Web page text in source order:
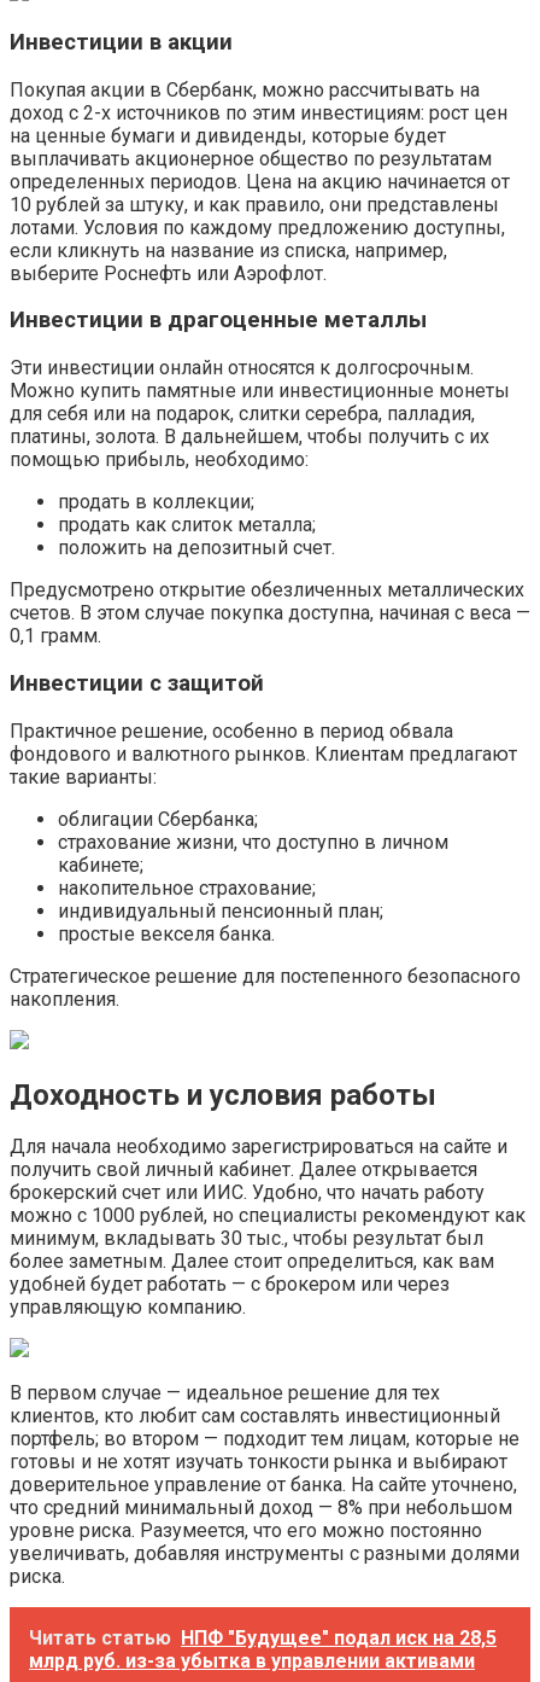
Инвестиции в акции
Покупая акции в Сбербанк, можно рассчитывать на
доход с 2-х источников по этим инвестициям: рост цен
на ценные бумаги и дивиденды, которые будет
выплачивать акционерное общество по результатам
определенных периодов. Цена на акцию начинается от
10 рублей за штуку, и как правило, они представлены
лотами. Условия по каждому предложению доступны,
если кликнуть на название из списка, например,
выберите Роснефть или Аэрофлот.
Инвестиции в драгоценные металлы
Эти инвестиции онлайн относятся к долгосрочным.
Можно купить памятные или инвестиционные монеты
для себя или на подарок, слитки серебра, палладия,
платины, золота. В дальнейшем, чтобы получить с их
помощью прибыль, необходимо:
продать в коллекции;
продать как слиток металла;
положить на депозитный счет.
Предусмотрено открытие обезличенных металлических
счетов. В этом случае покупка доступна, начиная с веса —
0,1 грамм.
Инвестиции с защитой
Практичное решение, особенно в период обвала
фондового и валютного рынков. Клиентам предлагают
такие варианты:
облигации Сбербанка;
страхование жизни, что доступно в личном
кабинете;
накопительное страхование;
индивидуальный пенсионный план;
простые векселя банка.
Стратегическое решение для постепенного безопасного
накопления.
Доходность и условия работы
Для начала необходимо зарегистрироваться на сайте и
получить свой личный кабинет. Далее открывается
брокерский счет или ИИС. Удобно, что начать работу
можно с 1000 рублей, но специалисты рекомендуют как
минимум, вкладывать 30 тыс., чтобы результат был
более заметным. Далее стоит определиться, как вам
удобней будет работать — с брокером или через
управляющую компанию.
В первом случае — идеальное решение для тех
клиентов, кто любит сам составлять инвестиционный
портфель; во втором — подходит тем лицам, которые не
готовы и не хотят изучать тонкости рынка и выбирают
доверительное управление от банка. На сайте уточнено,
что средний минимальный доход — 8% при небольшом
уровне риска. Разумеется, что его можно постоянно
увеличивать, добавляя инструменты с разными долями
риска.
Читать статью НПФ "Будущее" подал иск на 28,5
млрд руб. из-за убытка в управлении активами